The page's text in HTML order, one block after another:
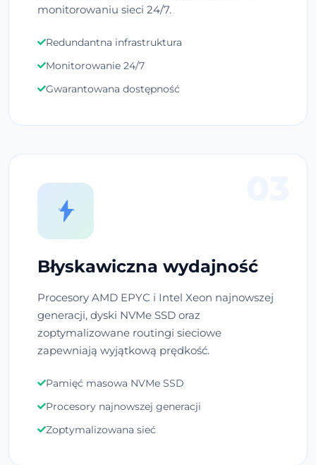
monitorowaniu sieci 24/7.
Redundantna infrastruktura
Monitorowanie 24/7
Gwarantowana dostępność
Błyskawiczna wydajność
Procesory AMD EPYC i Intel Xeon najnowszej
generacji, dyski NVMe SSD oraz
zoptymalizowane routingi sieciowe
zapewniają wyjątkową prędkość.
Pamięć masowa NVMe SSD
Procesory najnowszej generacji
Zoptymalizowana sieć